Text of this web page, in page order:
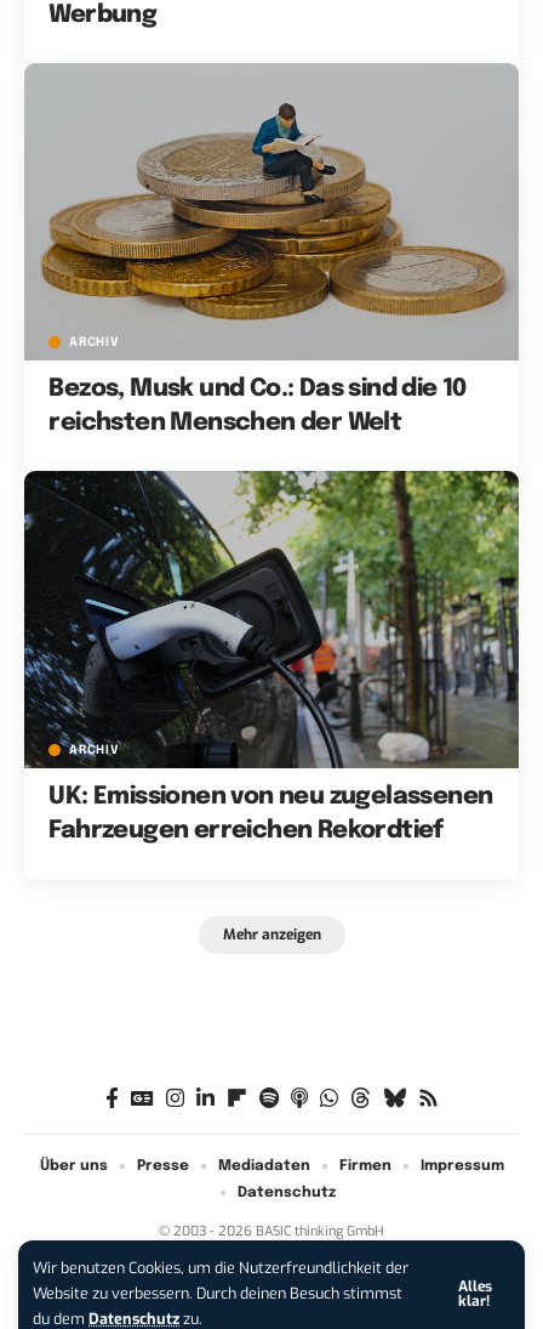
Wir benutzen Cookies, um die Nutzerfreundlichkeit der
Website zu verbessern. Durch deinen Besuch stimmst
du dem Datenschutzzu.
Alles
klar!
Werbung
ARCHIV
Bezos, Musk und Co.: Das sind die 10
reichsten Menschen der Welt
ARCHIV
UK: Emissionen von neu zugelassenen
Fahrzeugen erreichen Rekordtief
Mehr anzeigen
© 2003 - 2026 BASIC thinking GmbH
Über uns Presse Mediadaten Firmen
Impressum
Datenschutz
iPhone 17 Pro sichern:Für 1 € +
200 € Hardware-Bonus!